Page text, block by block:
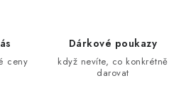
ceny
Dárkové poukazy
když nevíte, co konkrétně
darovat